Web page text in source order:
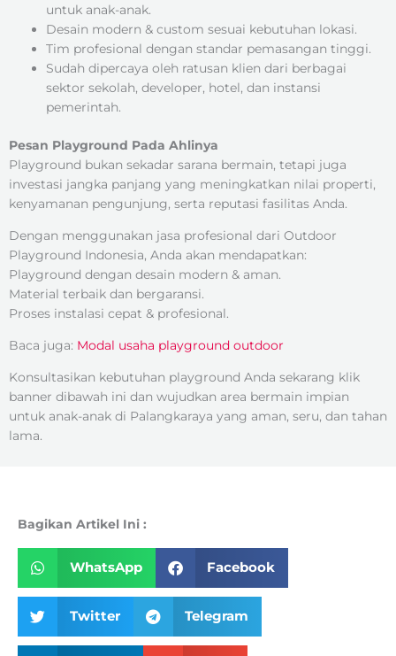
untuk anak-anak.
Desain modern & custom sesuai kebutuhan lokasi.
Tim profesional dengan standar pemasangan tinggi.
Sudah dipercaya oleh ratusan klien dari berbagai
sektor sekolah, developer, hotel, dan instansi
pemerintah.
Pesan Playground Pada Ahlinya
Playground bukan sekadar sarana bermain, tetapi juga
investasi jangka panjang yang meningkatkan nilai properti,
kenyamanan pengunjung, serta reputasi fasilitas Anda.
Dengan menggunakan jasa profesional dari Outdoor
Playground Indonesia, Anda akan mendapatkan:
Playground dengan desain modern & aman.
Material terbaik dan bergaransi.
Proses instalasi cepat & profesional.
Baca juga: Modal usaha playground outdoor
Konsultasikan kebutuhan playground Anda sekarang klik
banner dibawah ini dan wujudkan area bermain impian
untuk anak-anak di Palangkaraya yang aman, seru, dan tahan
lama.
Bagikan Artikel Ini :
WhatsApp Facebook
Twitter Telegram